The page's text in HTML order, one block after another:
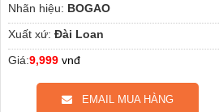
Nhãn hiệu: BOGAO
Xuất xứ: Đài Loan
Giá:9,999 vnđ
EMAIL MUA HÀNG